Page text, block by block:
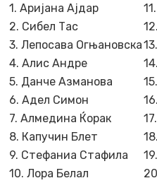
1. Аријана Ајдар
2. Сибел Тас
3. Лепосава Огњановска
4. Алис Андре
5. Данче Азманова
6. Адел Симон
7. Алмедина Ќорак
8. Капучин Блет
9. Стефаниа Стафила
10. Лора Белал